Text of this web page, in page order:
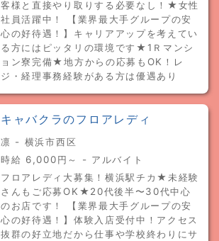
客様と直接やり取りする必要なし！★女性
社員活躍中！ 【業界最大手グループの安
心の好待遇！】キャリアアップを考えてい
る方にはピッタリの環境です★1Ｒマンシ
ョン寮完備★地方からの応募もOK！レ
ジ・経理事務経験がある方は優遇あり
キャバクラのフロアレディ
凛 - 横浜市西区
時給 6,000円～ - アルバイト
フロアレディ大募集！横浜駅チカ★未経験
さんもご応募OK★20代後半〜30代中心
のお店です！ 【業界最大手グループの安
心の好待遇！】体験入店受付中！アクセス
抜群の好立地だから仕事や学校終わりにサ